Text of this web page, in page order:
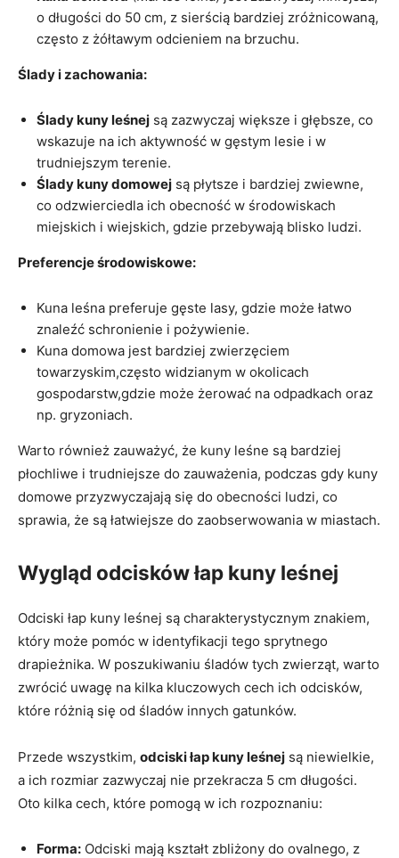
o długości do 50 cm, z sierścią bardziej zróżnicowaną,
często z żółtawym odcieniem na brzuchu.
Ślady i zachowania:
Ślady kuny leśnej są zazwyczaj większe i głębsze, co
wskazuje na ich aktywność w gęstym lesie i w
trudniejszym terenie.
Ślady kuny domowej są płytsze i bardziej zwiewne,
co odzwierciedla ich obecność w środowiskach
miejskich i wiejskich, gdzie przebywają blisko ludzi.
Preferencje środowiskowe:
Kuna leśna preferuje gęste lasy, gdzie może łatwo
znaleźć schronienie i pożywienie.
Kuna domowa jest bardziej zwierzęciem
towarzyskim,często widzianym w okolicach
gospodarstw,gdzie może żerować na odpadkach oraz
np. gryzoniach.
Warto również zauważyć, że kuny leśne są bardziej
płochliwe i trudniejsze do zauważenia, podczas gdy kuny
domowe przyzwyczajają się do obecności ludzi, co
sprawia, że są łatwiejsze do zaobserwowania w miastach.
Wygląd odcisków łap kuny leśnej
Odciski łap kuny leśnej są charakterystycznym znakiem,
który może pomóc w identyfikacji tego sprytnego
drapieżnika. W poszukiwaniu śladów tych zwierząt, warto
zwrócić uwagę na kilka kluczowych cech ich odcisków,
które różnią się od śladów innych gatunków.
Przede wszystkim, odciski łap kuny leśnej są niewielkie,
a ich rozmiar zazwyczaj nie przekracza 5 cm długości.
Oto kilka cech, które pomogą w ich rozpoznaniu:
Forma: Odciski mają kształt zbliżony do ovalnego, z